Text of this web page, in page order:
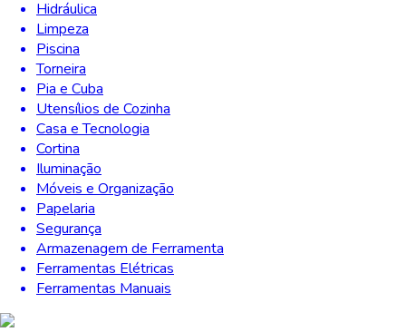
Hidráulica
Limpeza
Piscina
Torneira
Pia e Cuba
Utensílios de Cozinha
Casa e Tecnologia
Cortina
Iluminação
Móveis e Organização
Papelaria
Segurança
Armazenagem de Ferramenta
Ferramentas Elétricas
Ferramentas Manuais